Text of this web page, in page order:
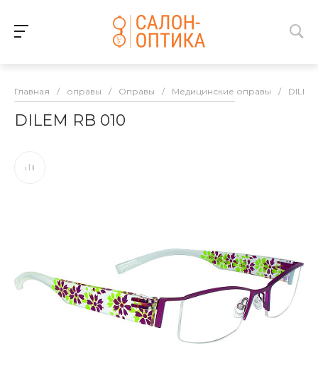
Главная / оправы / Оправы / Медицинские оправы / DILEM
DILEM RB 010